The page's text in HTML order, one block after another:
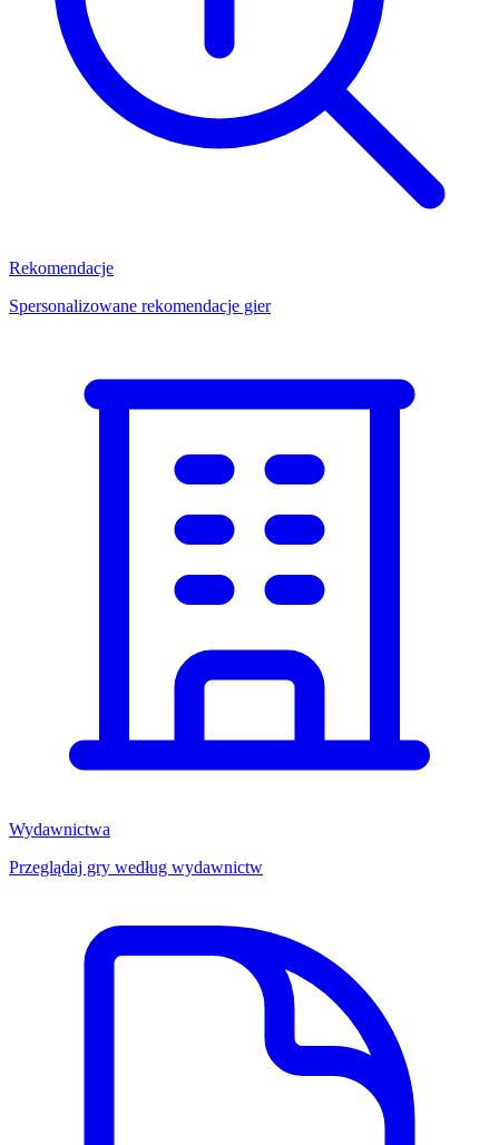
Rekomendacje
Spersonalizowane rekomendacje gier
Wydawnictwa
Przeglądaj gry według wydawnictw